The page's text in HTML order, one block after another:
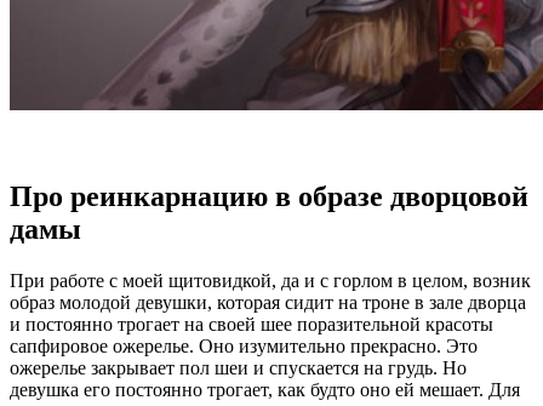
Про реинкарнацию в образе дворцовой
дамы
При работе с моей щитовидкой, да и с горлом в целом, возник
образ молодой девушки, которая сидит на троне в зале дворца
и постоянно трогает на своей шее поразительной красоты
сапфировое ожерелье. Оно изумительно прекрасно. Это
ожерелье закрывает пол шеи и спускается на грудь. Но
девушка его постоянно трогает, как будто оно ей мешает. Для